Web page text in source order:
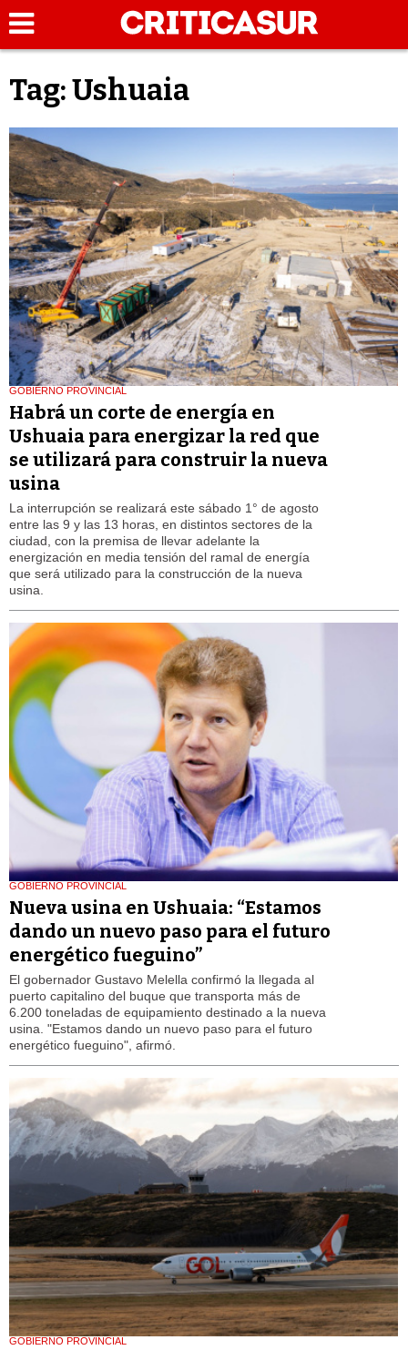
Tag: Ushuaia
GOBIERNO PROVINCIAL
Habrá un corte de energía en
Ushuaia para energizar la red que
se utilizará para construir la nueva
usina
La interrupción se realizará este sábado 1° de agosto
entre las 9 y las 13 horas, en distintos sectores de la
ciudad, con la premisa de llevar adelante la
energización en media tensión del ramal de energía
que será utilizado para la construcción de la nueva
usina.
GOBIERNO PROVINCIAL
Nueva usina en Ushuaia: “Estamos
dando un nuevo paso para el futuro
energético fueguino”
El gobernador Gustavo Melella confirmó la llegada al
puerto capitalino del buque que transporta más de
6.200 toneladas de equipamiento destinado a la nueva
usina. "Estamos dando un nuevo paso para el futuro
energético fueguino", afirmó.
GOBIERNO PROVINCIAL